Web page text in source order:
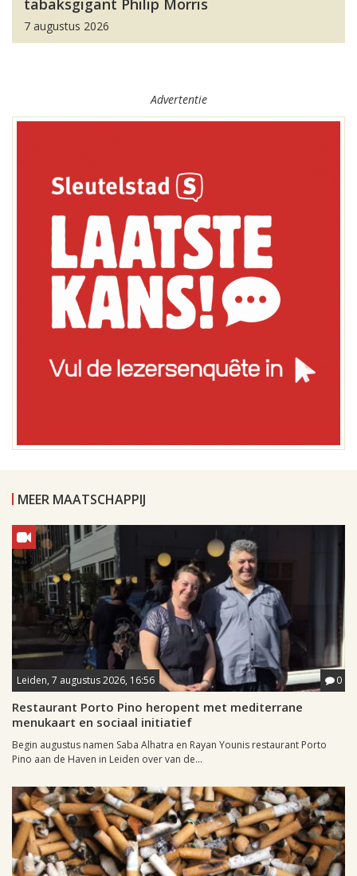
tabaksgigant Philip Morris
7 augustus 2026
Advertentie
MEER MAATSCHAPPIJ
Leiden, 7 augustus 2026, 16:56 0
Restaurant Porto Pino heropent met mediterrane
menukaart en sociaal initiatief
Begin augustus namen Saba Alhatra en Rayan Younis restaurant Porto
Pino aan de Haven in Leiden over van de...